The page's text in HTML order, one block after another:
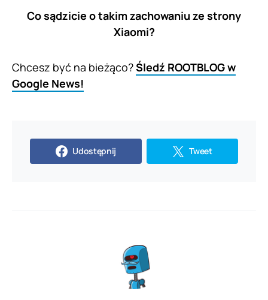
Co sądzicie o takim zachowaniu ze strony
Xiaomi?
Chcesz być na bieżąco?Śledź ROOTBLOG w
Google News!
Udostępnij Tweet